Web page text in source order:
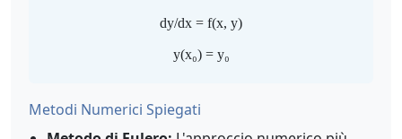
dy/dx = f(x, y)
y(x₀) = y₀
Metodi Numerici Spiegati